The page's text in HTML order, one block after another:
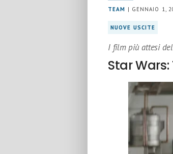
TEAM | GENNAIO 1,
NUOVE USCITE
I film più attesi
Star